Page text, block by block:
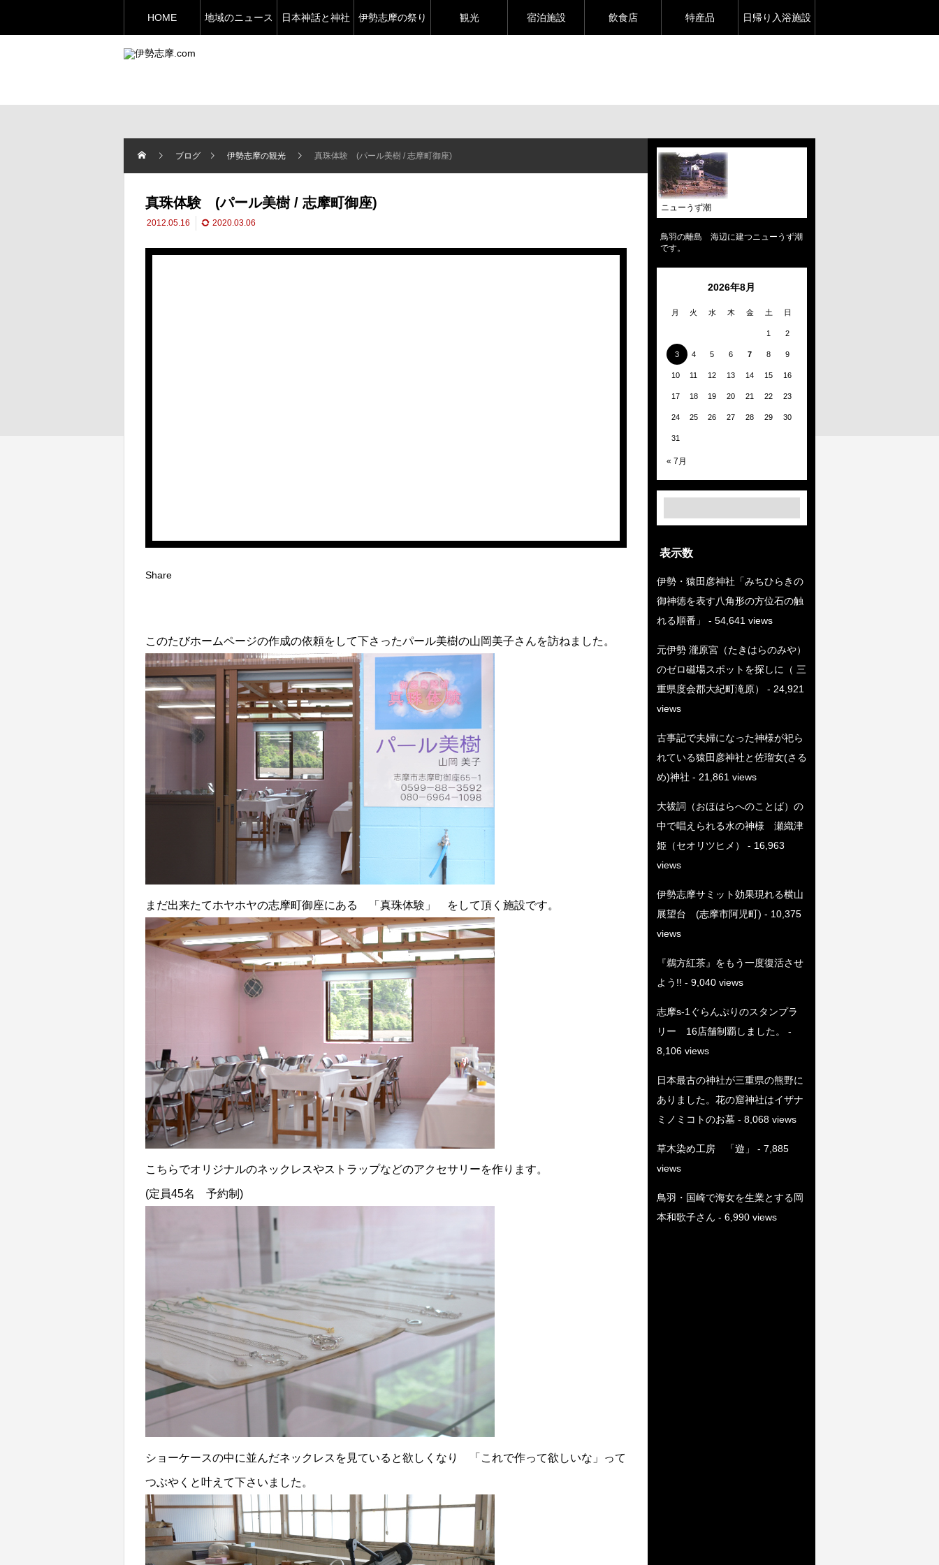
HOME 地域のニュース 日本神話と神社 伊勢志摩の祭り 観光 宿泊施設 飲食店 特産品 日帰り入浴施設
ブログ 伊勢志摩の観光 真珠体験 (パール美樹 / 志摩町御座)
真珠体験 (パール美樹 / 志摩町御座)
2012.05.16 2020.03.06
Share
このたびホームページの作成の依頼をして下さったパール美樹の山岡美子さんを訪ねました。
まだ出来たてホヤホヤの志摩町御座にある 「真珠体験」 をして頂く施設です。
こちらでオリジナルのネックレスやストラップなどのアクセサリーを作ります。
(定員45名 予約制)
ショーケースの中に並んだネックレスを見ていると欲しくなり 「これで作って欲しいな」って
つぶやくと叶えて下さいました。
ニューうず潮
鳥羽の離島 海辺に建つニューうず潮
です。
2026年8月
月 火 水 木 金 土 日
1 2
3 4 5 6 7 8 9
10 11 12 13 14 15 16
17 18 19 20 21 22 23
24 25 26 27 28 29 30
31
« 7月
表示数
伊勢・猿田彦神社「みちひらきの
御神徳を表す八角形の方位石の触
れる順番」
- 54,641 views
元伊勢 瀧原宮（たきはらのみや）
のゼロ磁場スポットを探しに（ 三
重県度会郡大紀町滝原）
- 24,921
views
古事記で夫婦になった神様が祀ら
れている猿田彦神社と佐瑠女(さる
め)神社 - 21,861 views
大祓詞（おほはらへのことば）の
中で唱えられる水の神様 瀬織津
姫（セオリツヒメ）
- 16,963
views
伊勢志摩サミット効果現れる横山
展望台 (志摩市阿児町) - 10,375
views
『鵜方紅茶』をもう一度復活させ
よう!! - 9,040 views
志摩s-1ぐらんぷりのスタンプラ
リー 16店舗制覇しました。
-
8,106 views
日本最古の神社が三重県の熊野に
ありました。花の窟神社はイザナ
ミノミコトのお墓- 8,068 views
草木染め工房 「遊」
- 7,885
views
鳥羽・国崎で海女を生業とする岡
本和歌子さん - 6,990 views